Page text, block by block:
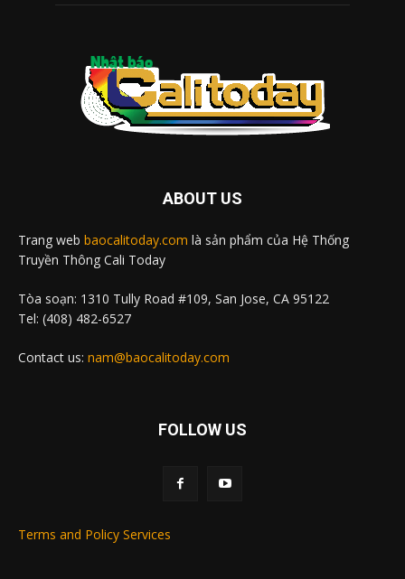
ABOUT US
Trang web baocalitoday.com là sản phẩm của Hệ Thống
Truyền Thông Cali Today
Tòa soạn: 1310 Tully Road #109, San Jose, CA 95122
Tel: (408) 482-6527
Contact us: nam@baocalitoday.com
FOLLOW US
Terms and Policy Services